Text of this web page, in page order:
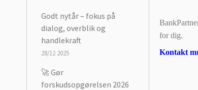
Godt nytår – fokus på
dialog, overblik og
handlekraft
28/12 2025
🚀 Gør
forskudsopgørelsen 2026
for dig.
Kontakt